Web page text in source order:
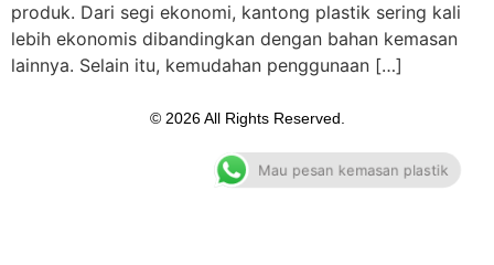
produk. Dari segi ekonomi, kantong plastik sering kali
lebih ekonomis dibandingkan dengan bahan kemasan
lainnya. Selain itu, kemudahan penggunaan […]
© 2026 All Rights Reserved.
Mau pesan kemasan plastik